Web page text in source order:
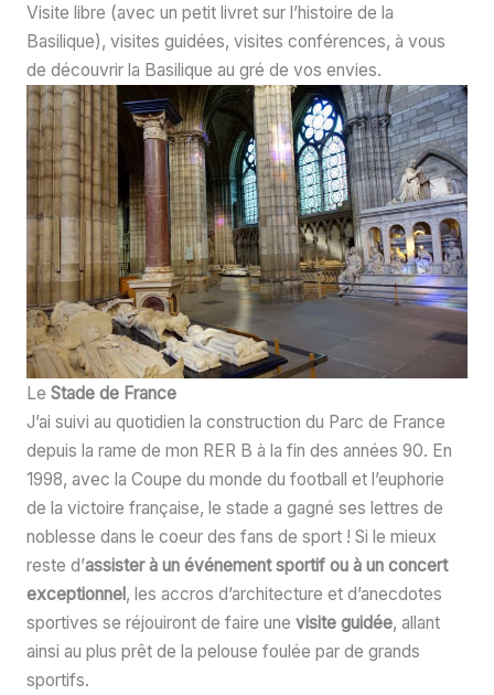
Visite libre (avec un petit livret sur l’histoire de la
Basilique), visites guidées, visites conférences, à vous
de découvrir la Basilique au gré de vos envies.
Le Stade de France
J’ai suivi au quotidien la construction du Parc de France
depuis la rame de mon RER B à la fin des années 90. En
1998, avec la Coupe du monde du football et l’euphorie
de la victoire française, le stade a gagné ses lettres de
noblesse dans le coeur des fans de sport ! Si le mieux
reste d’assister à un événement sportif ou à un concert
exceptionnel, les accros d’architecture et d’anecdotes
sportives se réjouiront de faire une visite guidée, allant
ainsi au plus prêt de la pelouse foulée par de grands
sportifs.